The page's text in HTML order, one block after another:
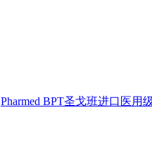
Pharmed BPT圣戈班进口医用